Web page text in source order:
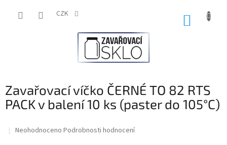
CZK
Zavařovací víčko ČERNÉ TO 82 RTS
PACK v balení 10 ks (paster do 105°C)
Průměrné
Neohodnoceno Podrobnosti hodnocení